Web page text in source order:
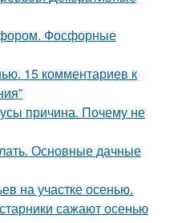
Фосфорные
15 комментариев к
причина. Почему не
Основные дачные
на участке осенью.
сажают осенью